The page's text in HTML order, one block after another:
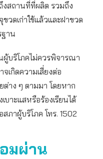
สถานที่ที่ผลิต รวมถึง
วดเก่าใช้แล้วและฝาขวด
ฐาน
ผู้บริโภคไม่ควรพิจารณา
เกิดความเสี่ยงต่อ
ต่าง ๆ ตามมา โดยหาก
าะแสหรือร้องเรียนได้
ภาผู้บริโภค โทร. 1502
มผ่าน